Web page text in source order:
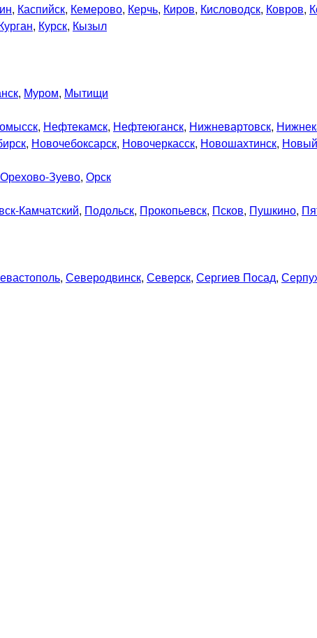
, Каспийск, Кемерово, Керчь, Киров, Кисловодск, Ковров,
, Курск, Кызыл
, Муром, Мытищи
, Нефтекамск, Нефтеюганск, Нижневартовск,
, Новочебоксарск, Новочеркасск, Новошахтинск,
Орехово-Зуево, Орск
Камчатский, Подольск, Прокопьевск, Псков, Пушкино,
, Северодвинск, Северск, Сергиев Посад,